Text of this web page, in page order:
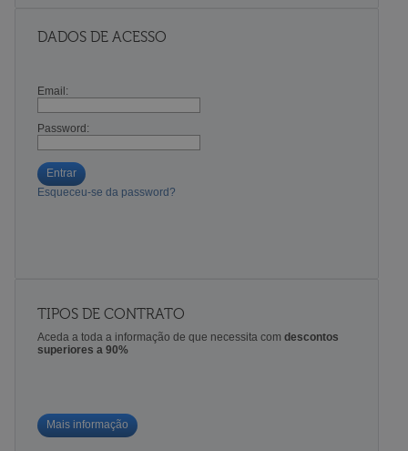
DADOS DE ACESSO
Email:
Password:
Entrar
Esqueceu-se da password?
TIPOS DE CONTRATO
Aceda a toda a informação de que necessita com descontos
superiores a 90%
Mais informação